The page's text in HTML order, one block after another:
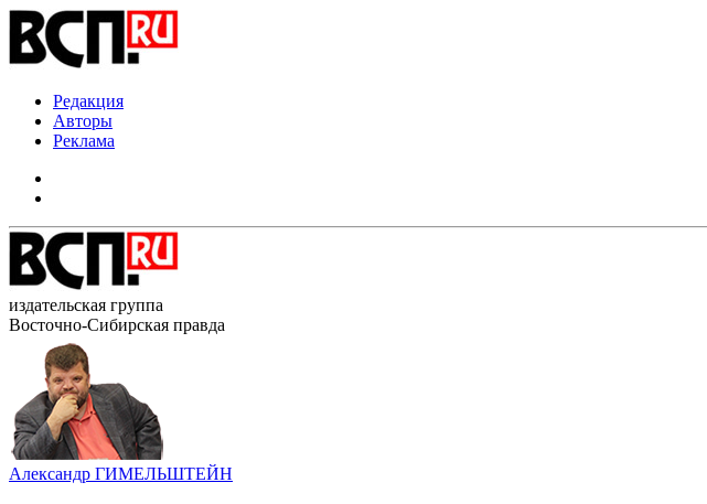
Редакция
Авторы
Реклама
издательская группа
Восточно-Сибирская правда
Александр ГИМЕЛЬШТЕЙН